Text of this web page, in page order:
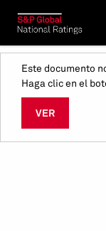
Este documento
Haga clic en el
VER